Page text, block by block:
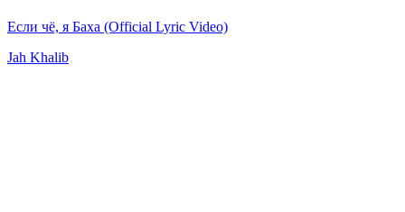
Если чё, я Баха (Official Lyric Video)
Jah Khalib